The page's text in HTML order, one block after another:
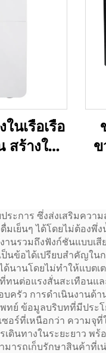
นเรือเรือ
สร้างใน
ข
ะการ ซึ่งส่งเสริมควา
เย็นๆ ได้โดยไม่ต้องพึ่
านรวมถึงฟังก์ชันแบบเ
นข้อได้เปรียบสำคัญใน
นานโดยไม่ทำให้แบตเ
นต่อแรงสั่นสะเทือนแ
รัว การดำเนินงานด้
ย์ ข้อมูลบริบทที่มีประโ
ซอร์ที่เหนือกว่า ความ
ดินทางในระยะยาว พ
รถเก็บรักษาสินค้าที่เน่